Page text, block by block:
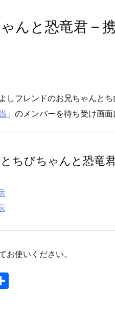
んと恐竜君 –
フレンドのお兄ちゃんとち
」のメンバーを待ち受け画面
ちびちゃんと恐竜
お使いください。